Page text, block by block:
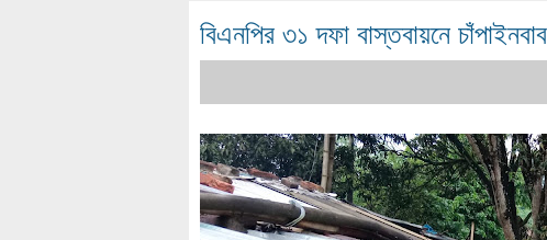
বিএনপির ৩১ দফা বাস্তবায়নে